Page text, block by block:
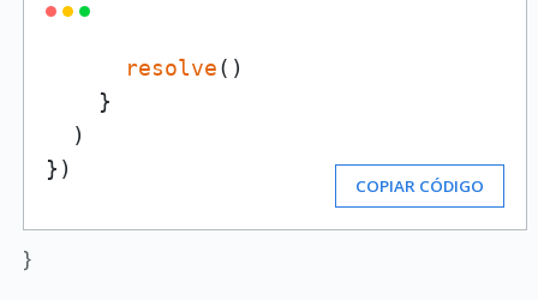
resolve()
    }
  )
})
COPIAR CÓDIGO
}